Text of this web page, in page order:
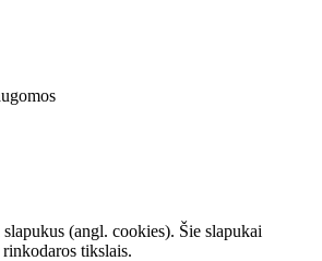
(angl. cookies). Šie slapukai
tikslais.